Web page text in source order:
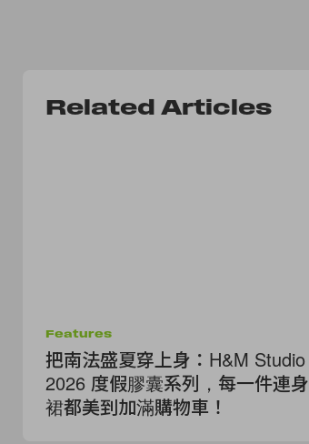
Related Articles
Features
把南法盛夏穿上身：H&M Studio
2026 度假膠囊系列，每一件連身
裙都美到加滿購物車！